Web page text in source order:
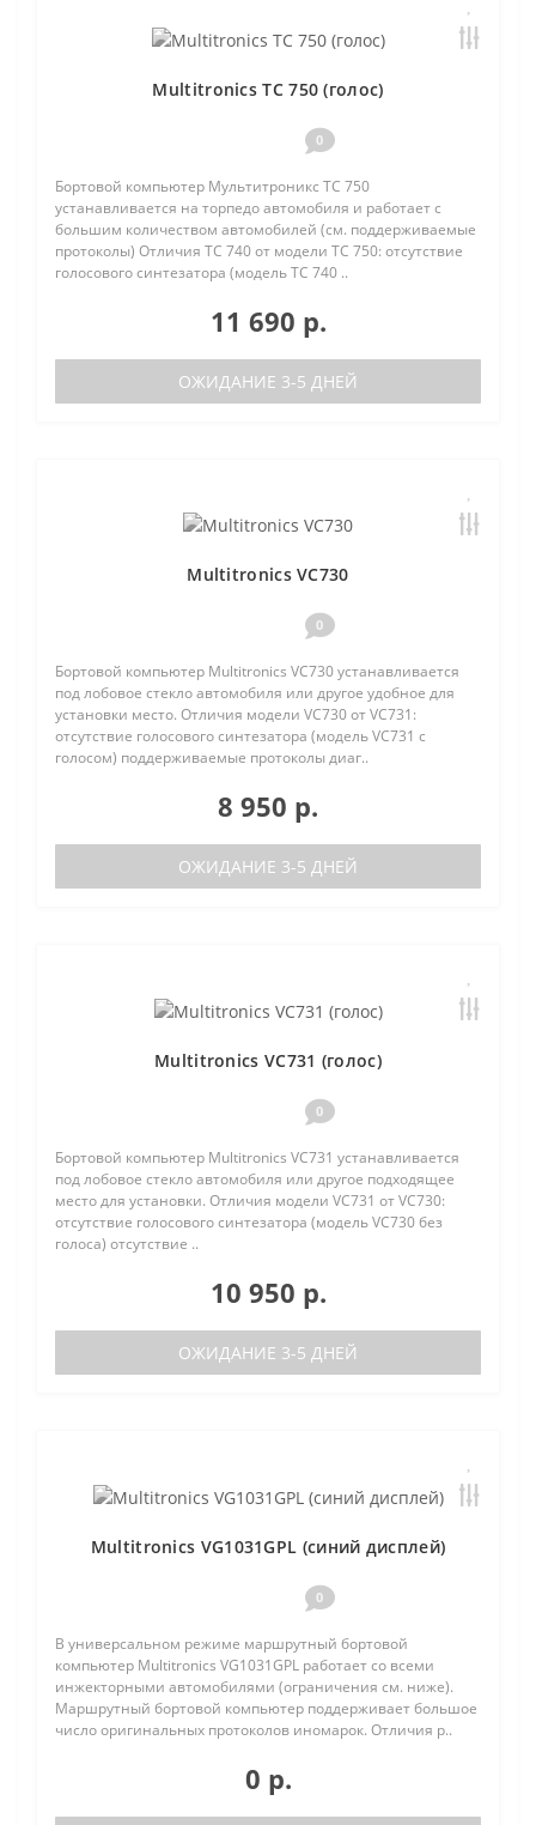
Multitronics TC 750 (голос)
0
Бортовой компьютер Мультитроникс TC 750
устанавливается на торпедо автомобиля и работает с
большим количеством автомобилей (см. поддерживаемые
протоколы) Отличия TC 740 от модели TC 750: отсутствие
голосового синтезатора (модель TC 740 ..
11 690 р.
ОЖИДАНИЕ 3-5 ДНЕЙ
Multitronics VC730
0
Бортовой компьютер Multitronics VC730 устанавливается
под лобовое стекло автомобиля или другое удобное для
установки место. Отличия модели VC730 от VC731:
отсутствие голосового синтезатора (модель VC731 с
голосом) поддерживаемые протоколы диаг..
8 950 р.
ОЖИДАНИЕ 3-5 ДНЕЙ
Multitronics VC731 (голос)
0
Бортовой компьютер Multitronics VC731 устанавливается
под лобовое стекло автомобиля или другое подходящее
место для установки. Отличия модели VC731 от VC730:
отсутствие голосового синтезатора (модель VC730 без
голоса) отсутствие ..
10 950 р.
ОЖИДАНИЕ 3-5 ДНЕЙ
Multitronics VG1031GPL (синий дисплей)
0
В универсальном режиме маршрутный бортовой
компьютер Multitronics VG1031GPL работает со всеми
инжекторными автомобилями (ограничения см. ниже).
Маршрутный бортовой компьютер поддерживает большое
число оригинальных протоколов иномарок. Отличия р..
0 р.